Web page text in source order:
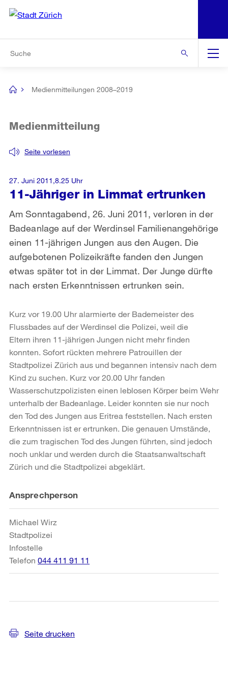
Navigation
[no
Medienmitteilungen 2008–2019
11-Jähriger in Limmat ertrunken
Seite vorlesen
Medienmitteilung
Am Sonntagabend, 26. Juni 2011, verloren in der
Badeanlage auf der Werdinsel Familienangehörige
einen 11-jährigen Jungen aus den Augen. Die
aufgebotenen Polizeikräfte fanden den Jungen
etwas später tot in der Limmat. Der Junge dürfte
nach ersten Erkenntnissen ertrunken sein.
27. Juni 2011,8.25 Uhr
Kurz vor 19.00 Uhr alarmierte der Bademeister des
Flussbades auf der Werdinsel die Polizei, weil die
Eltern ihren 11-jährigen Jungen nicht mehr finden
konnten. Sofort rückten mehrere Patrouillen der
Stadtpolizei Zürich aus und begannen intensiv nach dem
Kind zu suchen. Kurz vor 20.00 Uhr fanden
Wasserschutzpolizisten einen leblosen Körper beim Wehr
unterhalb der Badeanlage. Leider konnten sie nur noch
den Tod des Jungen aus Eritrea feststellen. Nach ersten
Erkenntnissen ist er ertrunken. Die genauen Umstände,
die zum tragischen Tod des Jungen führten, sind jedoch
noch unklar und werden durch die Staatsanwaltschaft
Zürich und die Stadtpolizei abgeklärt.
Weitere
Informationen
Ansprechperson
Michael Wirz
Stadtpolizei
Infostelle
Telefon 044 411 91 11
Seite drucken